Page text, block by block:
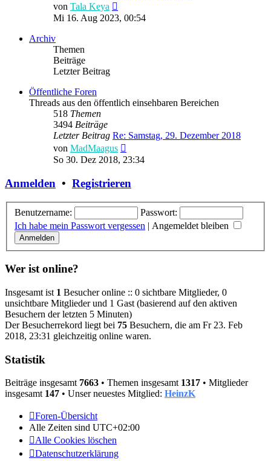
von Tala Keya
Beitrag
Mi 16. Aug 2023, 00:54
Archiv
Themen
Beiträge
Letzter Beitrag
Öffentliche Foren
Threads aus den öffentlich einsehbaren Bereichen
518 Themen
3494 Beiträge
Letzter Beitrag Re: Samstag, 29. Dezember 2018
von MadMaagus
Beitrag
So 30. Dez 2018, 23:34
Anmelden • Registrieren
Benutzername:
Passwort:
Ich habe mein Passwort vergessen | Angemeldet bleiben
Wer ist online?
Insgesamt ist 1 Besucher online :: 0 sichtbare Mitglieder, 0
unsichtbare Mitglieder und 1 Gast (basierend auf den aktiven
Besuchern der letzten 5 Minuten)
Der Besucherrekord liegt bei 75 Besuchern, die am Fr 23. Feb
2018, 23:31 gleichzeitig online waren.
Statistik
Beiträge insgesamt 7663 • Themen insgesamt 1317 • Mitglieder
insgesamt 147 • Unser neuestes Mitglied: HeinzK
Foren-Übersicht
Alle Zeiten sind UTC+02:00
Alle Cookies löschen
Datenschutzerklärung